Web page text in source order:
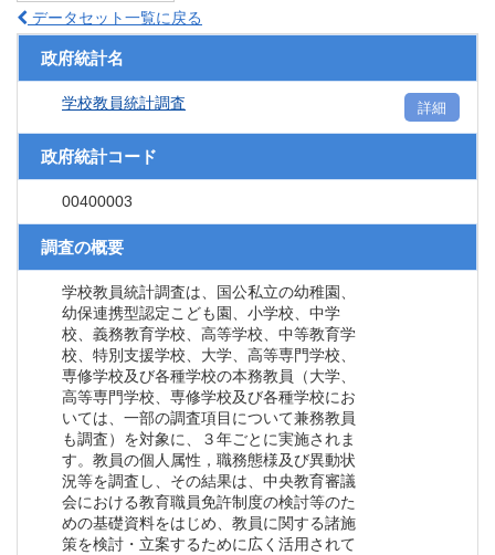
データセット一覧に戻る
政府統計名
学校教員統計調査 詳細
政府統計コード
00400003
調査の概要
学校教員統計調査は、国公私立の幼稚園、
幼保連携型認定こども園、小学校、中学
校、義務教育学校、高等学校、中等教育学
校、特別支援学校、大学、高等専門学校、
専修学校及び各種学校の本務教員（大学、
高等専門学校、専修学校及び各種学校にお
いては、一部の調査項目について兼務教員
も調査）を対象に、３年ごとに実施されま
す。教員の個人属性，職務態様及び異動状
況等を調査し、その結果は、中央教育審議
会における教育職員免許制度の検討等のた
めの基礎資料をはじめ、教員に関する諸施
策を検討・立案するために広く活用されて